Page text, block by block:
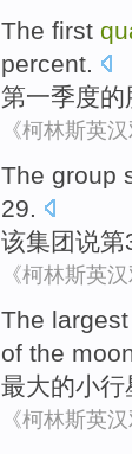
The first
percent.
第一季度的
《柯林斯英
The group
29.
该集团说第
《柯林斯英
The largest
of the
最大的小行
《柯林斯英